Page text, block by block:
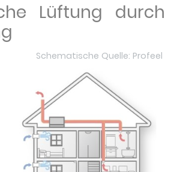
Lüftung durch
Schematische Quelle: Profeel